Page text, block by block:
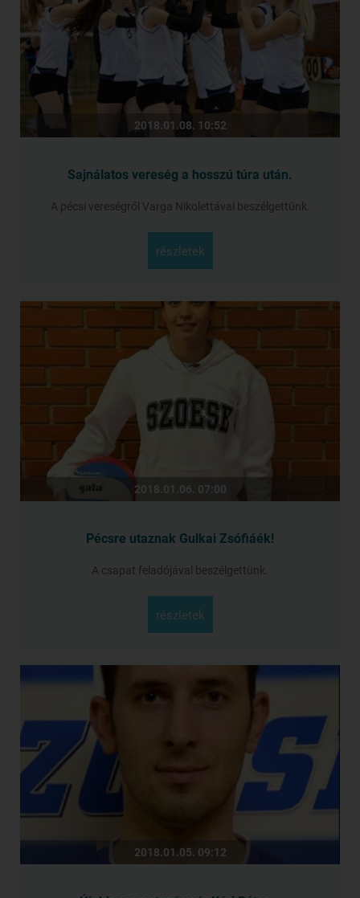
2018.01.08. 10:52
Sajnálatos vereség a hosszú túra után.
A pécsi vereségről Varga Nikolettával beszélgettünk.
részletek
2018.01.06. 07:00
Pécsre utaznak Gulkai Zsófiáék!
A csapat feladójával beszélgettünk.
részletek
2018.01.05. 09:12